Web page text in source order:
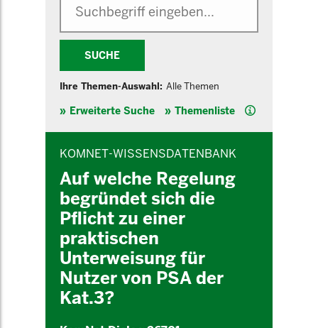
SUCHE
Ihre Themen-Auswahl: Alle Themen
Erweiterte Suche Themenliste Hilfe
KOMNET-WISSENSDATENBANK
Auf welche Regelung
begründet sich die
Pflicht zu einer
praktischen
Unterweisung für
Nutzer von PSA der
Kat.3?